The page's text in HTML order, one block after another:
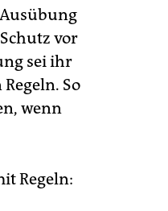
vor
sei ihr
So
wenn
Regeln: